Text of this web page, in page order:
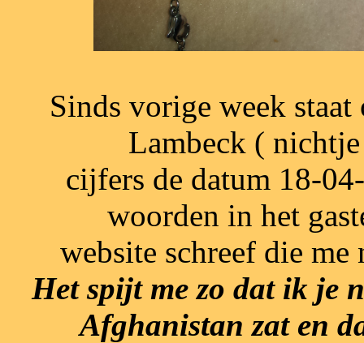
Sinds vorige week
Lambeck (
cijfers de datum 18-
woorden in het
website schreef die me
Het spijt me zo dat ik je
Afghanistan zat en